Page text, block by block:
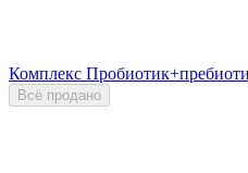
Комплекс
Всё продано